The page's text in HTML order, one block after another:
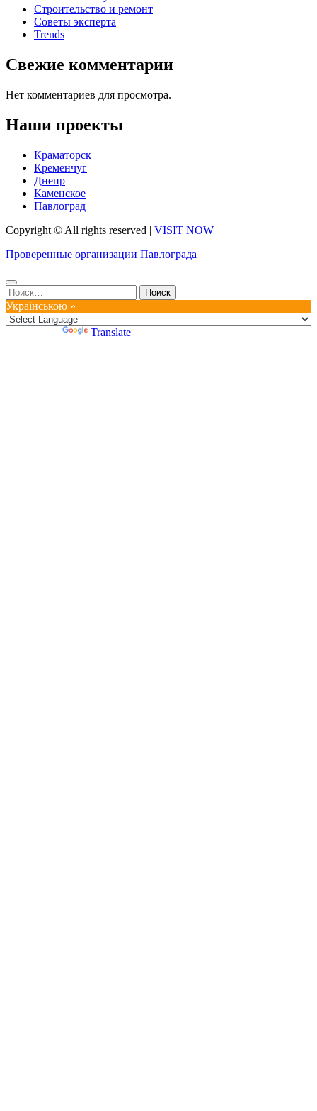
Строительство и ремонт
Советы эксперта
Trends
Свежие комментарии
Нет комментариев для просмотра.
Наши проекты
Краматорск
Кременчуг
Днепр
Каменское
Павлоград
Copyright © All rights reserved | VISIT NOW
Проверенные организации Павлограда
Найти:
Українською »
Translate